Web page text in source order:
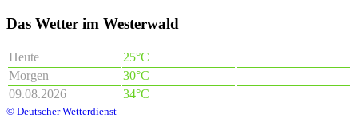
Das Wetter im Westerwald
Heute
25°C
Morgen
30°C
09.08.2026
34°C
© Deutscher Wetterdienst